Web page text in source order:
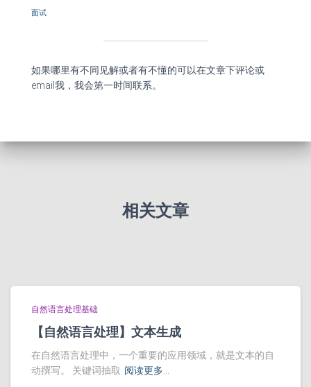
面试
如果哪里有不同见解或者有不懂的可以在文章下评论或
email我，我会第一时间联系。
相关文章
自然语言处理基础
【自然语言处理】文本生成
在自然语言处理中，一个重要的应用领域，就是文本的自
动撰写。 关键词抽取 阅读更多…